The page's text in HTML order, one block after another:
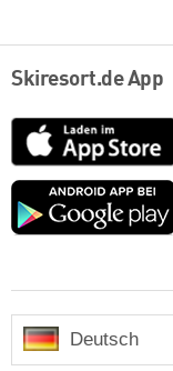
Skiresort.de App
App
Store
Deutsch